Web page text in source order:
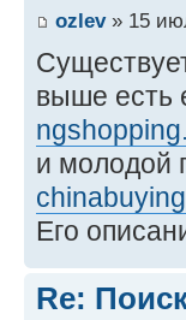
ozlev» 15
выше есть
и молодой
chinabuying
Его
Re: